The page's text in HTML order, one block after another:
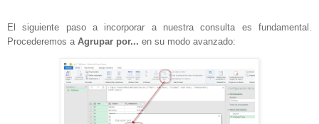
El siguiente paso a incorporar a nuestra consulta es fundamental.
Procederemos a Agrupar por... en su modo avanzado: